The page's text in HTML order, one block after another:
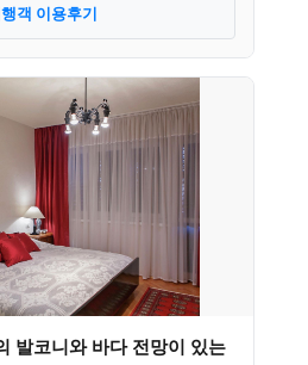
객 이용후기
발코니와 바다 전망이 있는